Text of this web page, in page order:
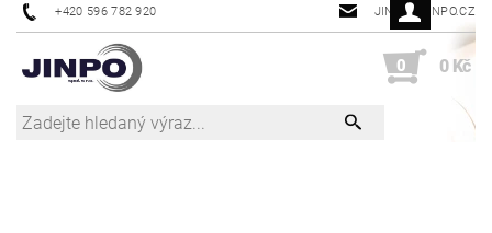
+420 596 782 920 JINPO@JINPO.CZ
0 0 Kč